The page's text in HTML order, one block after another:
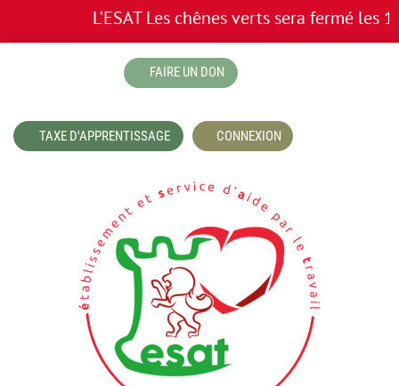
L’ESAT Les chênes verts sera fermé
FAIRE UN DON
TAXE D'APPRENTISSAGE CONNEXION